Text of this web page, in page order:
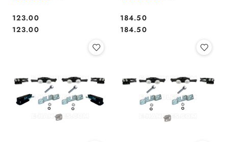
Cena:
123.00
Cena:
123.00
Cena:
184.50
Cena:
184.50